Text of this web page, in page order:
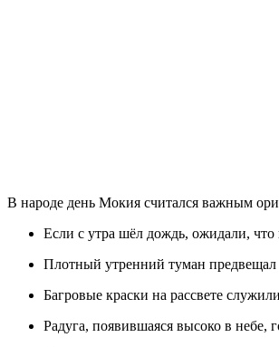
В народе день Мокия считался важным
Если с утра шёл дождь, ожидали,
Плотный утренний туман предвещал
Багровые краски на рассвете
Радуга, появившаяся высоко в